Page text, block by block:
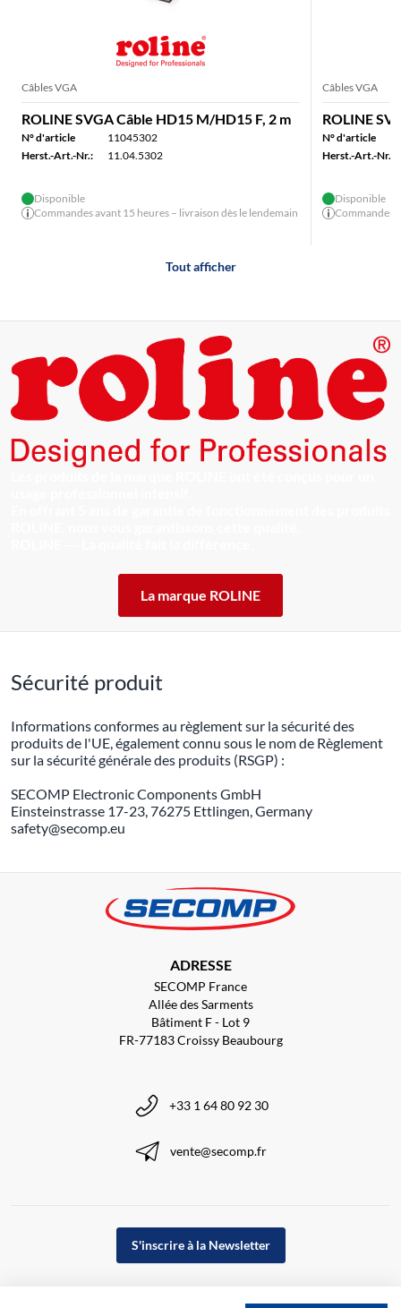
Câbles VGA
ROLINE SVGA Câble HD15 M/HD15 F, 2 m
N° d'article
11045302
Herst.-Art.-Nr.:
11.04.5302
Disponible
Commandes avant 15 heures – livraison dès le lendemain
Câbles VGA
ROLINE
N° d'article
Herst.-Art.-Nr.:
Disponible
Commandes
Tout afficher
La marque ROLINE
Sécurité produit
Informations conformes au règlement sur la sécurité des
produits de l'UE, également connu sous le nom de Règlement
sur la sécurité générale des produits (RSGP) :
SECOMP Electronic Components GmbH
Einsteinstrasse 17-23, 76275 Ettlingen, Germany
safety@secomp.eu
ADRESSE
SECOMP France
Allée des Sarments
Bâtiment F - Lot 9
FR-77183 Croissy Beaubourg
+33 1 64 80 92 30
vente@secomp.fr
S'inscrire à la Newsletter